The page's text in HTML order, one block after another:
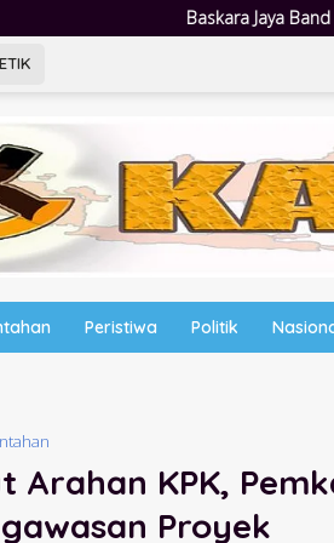
Jaya Band Festival: Harmoni Musik
Peristiwa Politik
Arahan KPK,
Proyek